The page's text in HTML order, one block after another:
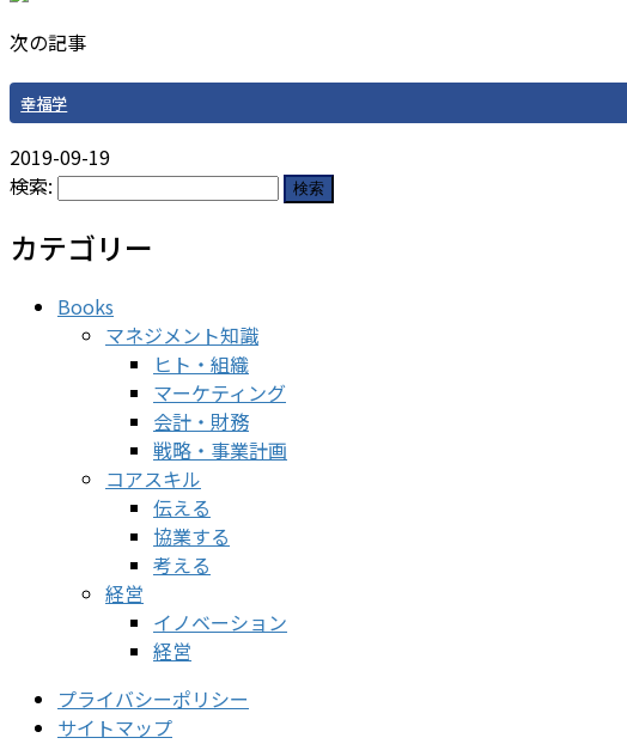
次の記事
幸福学
2019-09-19
検索:
カテゴリー
Books
マネジメント知識
ヒト・組織
マーケティング
会計・財務
戦略・事業計画
コアスキル
伝える
協業する
考える
経営
イノベーション
経営
プライバシーポリシー
サイトマップ